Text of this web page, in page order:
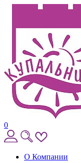
0
О Компании